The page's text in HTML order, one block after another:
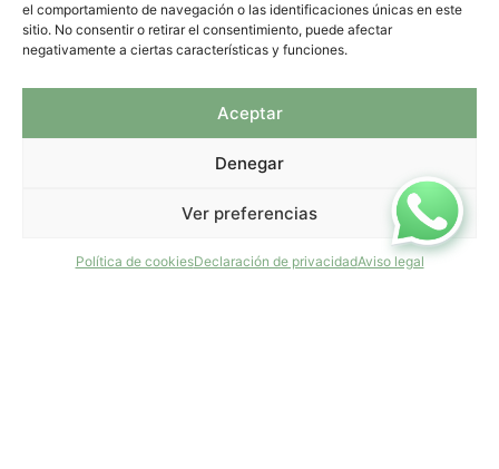
el comportamiento de navegación o las identificaciones únicas en este
sitio. No consentir o retirar el consentimiento, puede afectar
negativamente a ciertas características y funciones.
Aceptar
Denegar
Ver preferencias
Política de cookiesDeclaración de privacidadAviso legal
info@tiradepapel.com